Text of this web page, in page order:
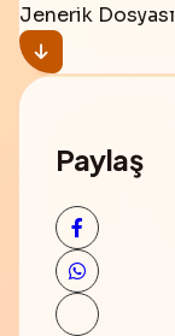
Jenerik Dosyası
Paylaş